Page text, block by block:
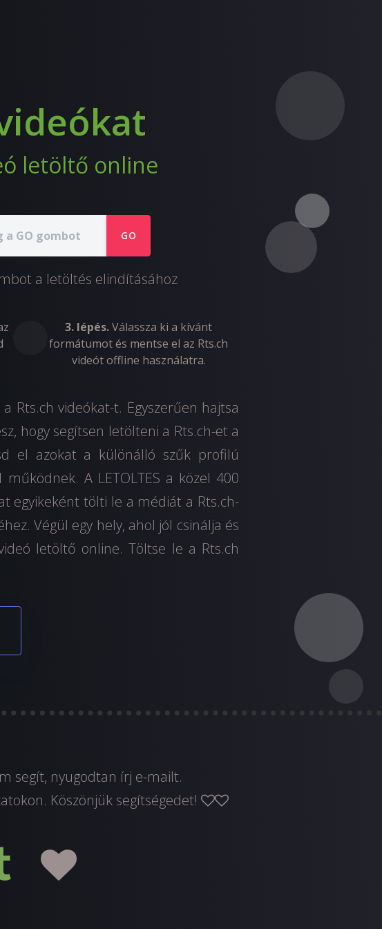
letöltő online
GO
a letöltés elindításához
3. lépés.Válassza ki a kívánt
formátumot és mentse el az Rts.ch
videót offline használatra.
Rts.ch videókat-t. Egyszerűen hajtsa
hogy segítsen letölteni a Rts.ch-et a
el azokat a különálló szűk profilú
A LETOLTES a közel 400
egyikeként tölti le a médiát a Rts.ch-
Végül egy hely, ahol jól csinálja és
letöltő online. Töltse le a Rts.ch
segít, nyugodtan írj e-mailt.
Köszönjük segítségedet!